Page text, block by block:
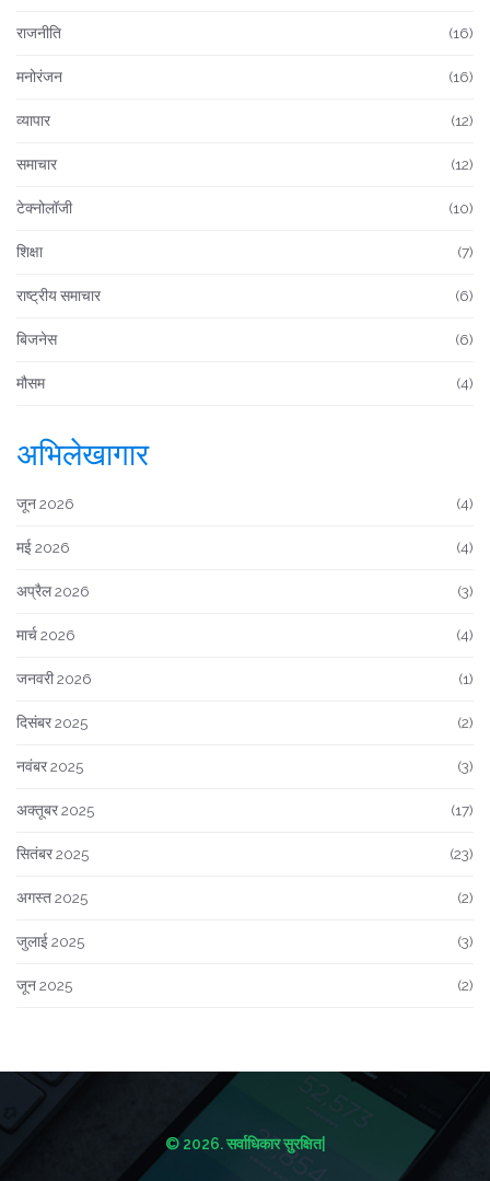
राजनीति (16)
मनोरंजन (16)
व्यापार (12)
समाचार (12)
टेक्नोलॉजी (10)
शिक्षा (7)
राष्ट्रीय समाचार (6)
बिजनेस (6)
मौसम (4)
अभिलेखागार
जून 2026 (4)
मई 2026 (4)
अप्रैल 2026 (3)
मार्च 2026 (4)
जनवरी 2026 (1)
दिसंबर 2025 (2)
नवंबर 2025 (3)
अक्तूबर 2025 (17)
सितंबर 2025 (23)
अगस्त 2025 (2)
जुलाई 2025 (3)
जून 2025 (2)
© 2026. सर्वाधिकार सुरक्षित|